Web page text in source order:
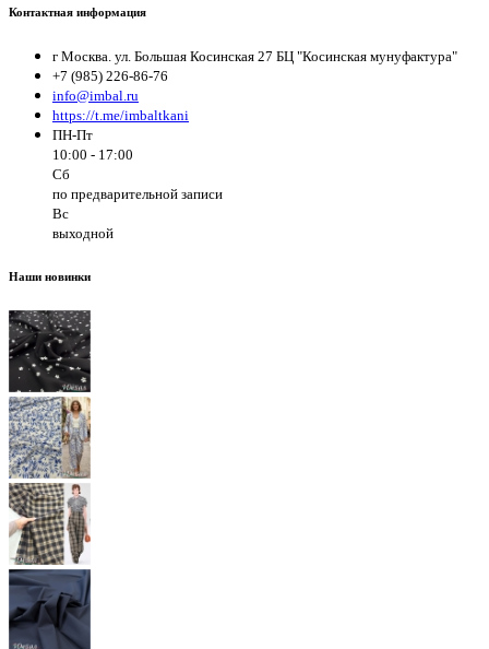
Контактная информация
г Москва. ул. Большая Косинская 27 БЦ "Косинская мунуфактура"
+7 (985) 226-86-76
info@imbal.ru
https://t.me/imbaltkani
ПН-Пт
10:00 - 17:00
Сб
по предварительной записи
Вс
выходной
Наши новинки